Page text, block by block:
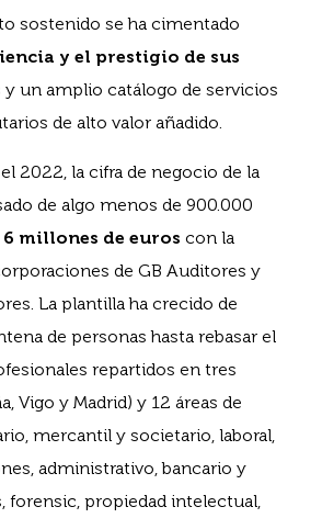
sostenido se ha cimentado
y el prestigio de sus
y un amplio catálogo de servicios
de alto valor añadido.
2022, la cifra de negocio de la
de algo menos de 900.000
6 millones de euros con la
de GB Auditores y
La plantilla ha crecido de
de personas hasta rebasar el
repartidos en tres
Vigo y Madrid) y 12 áreas de
mercantil y societario, laboral,
administrativo, bancario y
forensic, propiedad intelectual,